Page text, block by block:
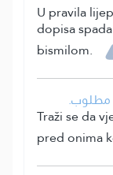
U pravila
dopisa
bismilom.
مطلوب.
Traži se da
pred onima